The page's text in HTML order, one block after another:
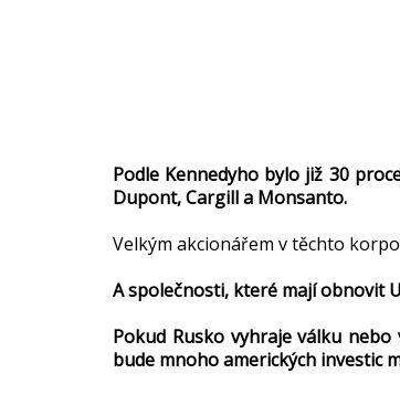
Podle Kennedyho bylo již 30
Dupont, Cargill a Monsanto.
Velkým akcionářem v těchto
A společnosti, které mají obnovit
Pokud Rusko vyhraje válku
bude mnoho amerických investic